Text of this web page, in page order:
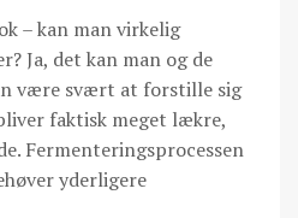
– kan man virkelig
Ja, det kan man og de
være svært at forstille sig
faktisk meget lækre,
Fermenteringsprocessen
yderligere